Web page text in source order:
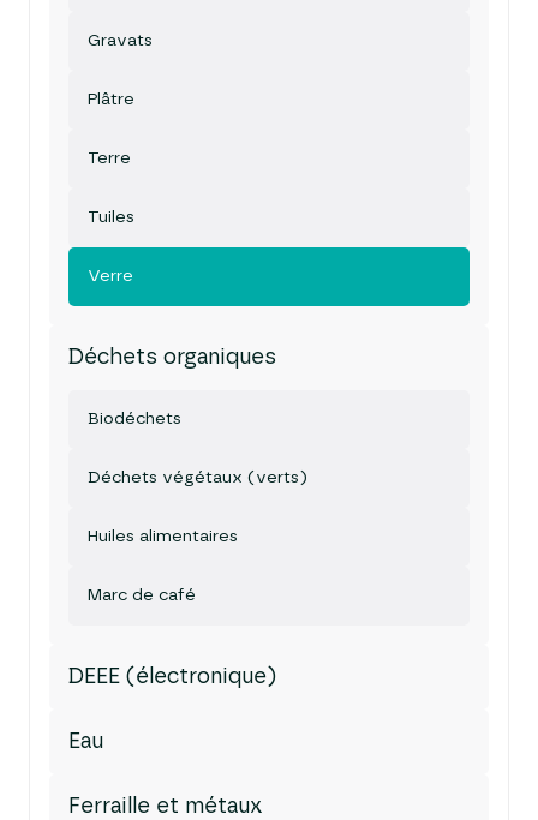
Gravats
Plâtre
Terre
Tuiles
Verre
Déchets organiques
Biodéchets
Déchets végétaux (verts)
Huiles alimentaires
Marc de café
DEEE (électronique)
Eau
Ferraille et métaux